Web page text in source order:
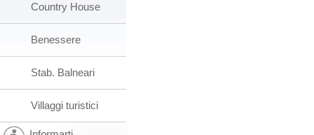
Country House
Benessere
Stab. Balneari
Villaggi turistici